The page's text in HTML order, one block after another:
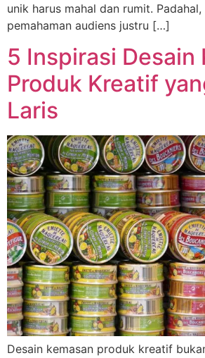
unik harus mahal dan rumit.
pemahaman audiens justru […]
5 Inspirasi Desain
Produk Kreatif
Laris
Desain kemasan produk kreatif